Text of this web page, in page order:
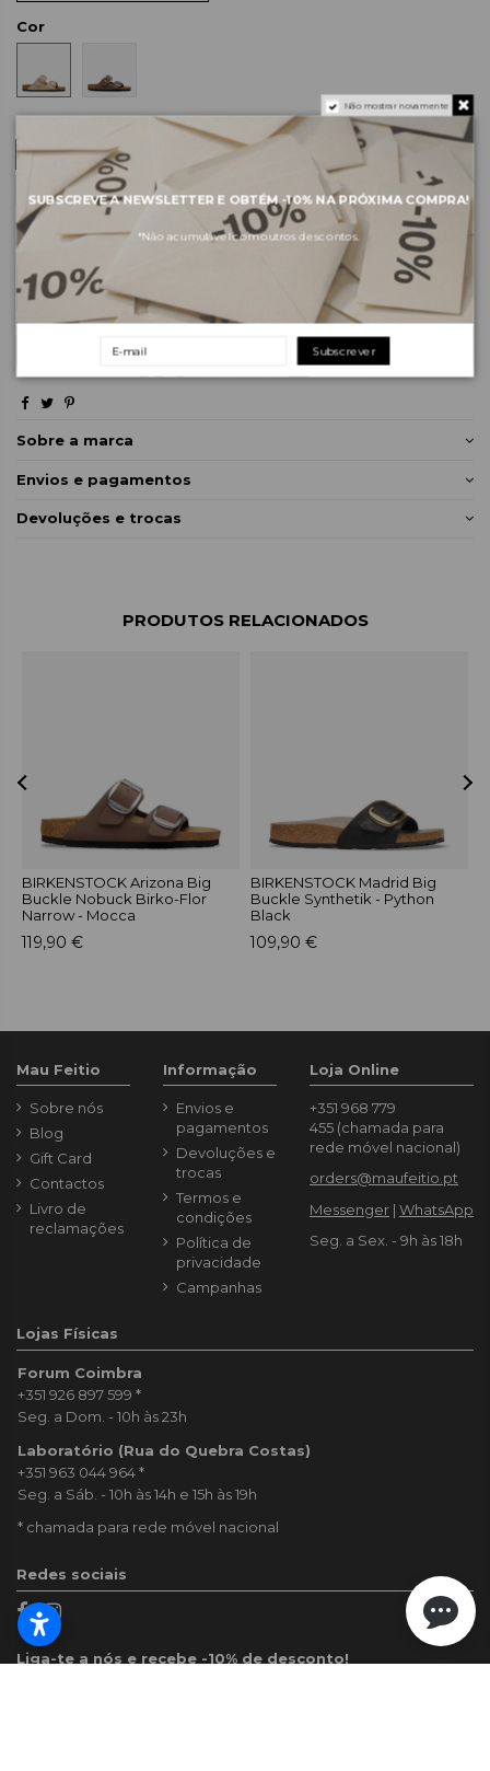
Cor
35
36
40
Por favor, escolhe um tamanho.
ADICIONAR AO CARRINHO
Sobre a marca
Envios e pagamentos
Devoluções e trocas
PRODUTOS RELACIONADOS
BIRKENSTOCK Arizona Big
Buckle Nobuck Birko-Flor
Narrow - Mocca
119,90 €
BIRKENSTOCK Madrid Big
Buckle Synthetik - Python
Black
109,90 €
Mau Feitio
Sobre nós
Blog
Gift Card
Contactos
Livro de
reclamações
Informação
Envios e
pagamentos
Devoluções e
trocas
Termos e
condições
Política de
privacidade
Campanhas
Loja Online
+351 968 779
455 (chamada para
rede móvel nacional)
orders@maufeitio.pt
Messenger | WhatsApp
Seg. a Sex. - 9h às 18h
Lojas Físicas
Forum Coimbra
+351 926 897 599 *
Seg. a Dom. - 10h às 23h
Laboratório (Rua do Quebra Costas)
+351 963 044 964*
Seg. a Sáb. - 10h às 14h e 15h às 19h
* chamada para rede móvel nacional
Redes sociais
Liga-te a nós e recebe -10% de desconto!
Não mostrar novamente
SUBSCREVE A NEWSLETTER E OBTÉM -10%NA PRÓXIMA COMPRA!
*Não acumulável com outros descontos.
Subscrever